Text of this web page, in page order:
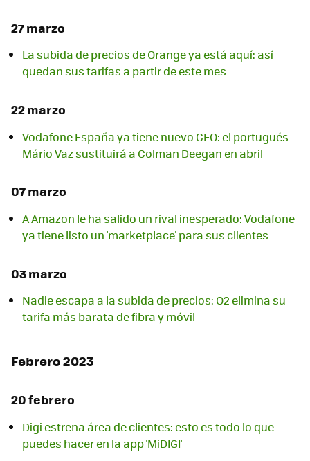
27 marzo
La subida de precios de Orange ya está aquí: así
quedan sus tarifas a partir de este mes
22 marzo
Vodafone España ya tiene nuevo CEO: el portugués
Mário Vaz sustituirá a Colman Deegan en abril
07 marzo
A Amazon le ha salido un rival inesperado: Vodafone
ya tiene listo un 'marketplace' para sus clientes
03 marzo
Nadie escapa a la subida de precios: O2 elimina su
tarifa más barata de fibra y móvil
Febrero 2023
20 febrero
Digi estrena área de clientes: esto es todo lo que
puedes hacer en la app 'MiDIGI'